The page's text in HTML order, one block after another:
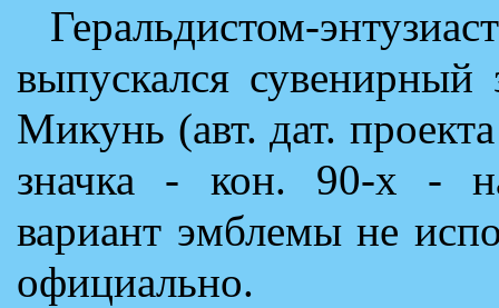
Геральдистом-
выпускался
Микунь (авт. дат.
значка - кон. 90-х -
вариант эмблемы не
официально.